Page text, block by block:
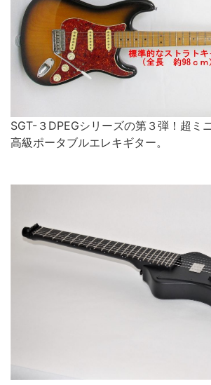
SGT-３DPEGシリーズの第３弾！超ミ
高級ポータブルエレキギター。